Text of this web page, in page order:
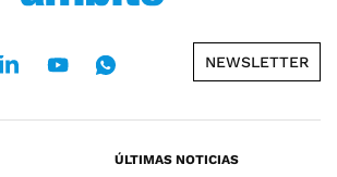
NEWSLETTER
ÚLTIMAS NOTICIAS